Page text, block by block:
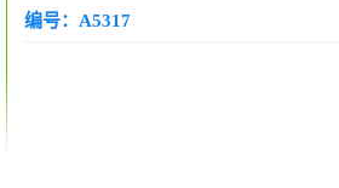
编号：A5317